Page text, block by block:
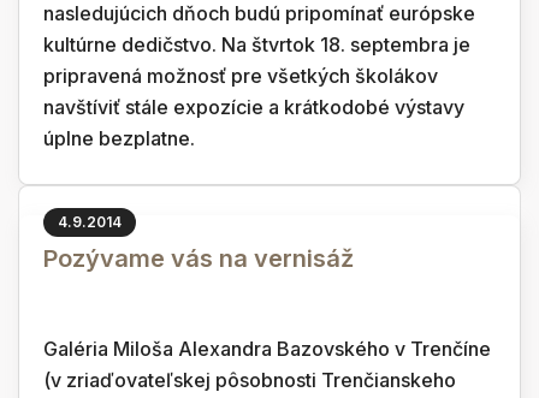
nasledujúcich dňoch budú pripomínať európske
kultúrne dedičstvo. Na štvrtok 18. septembra je
pripravená možnosť pre všetkých školákov
navštíviť stále expozície a krátkodobé výstavy
úplne bezplatne.
4.9.2014
Pozývame vás na vernisáž
Galéria Miloša Alexandra Bazovského v Trenčíne
(v zriaďovateľskej pôsobnosti Trenčianskeho